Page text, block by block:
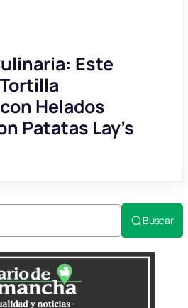
Este
Helados
Patatas Lay’s
Buscar